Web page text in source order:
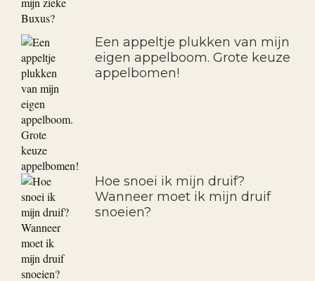
Een appeltje plukken van mijn
eigen appelboom. Grote keuze
appelbomen!
Hoe snoei ik mijn druif?
Wanneer moet ik mijn druif
snoeien?